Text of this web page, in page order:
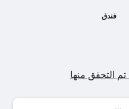
فندق